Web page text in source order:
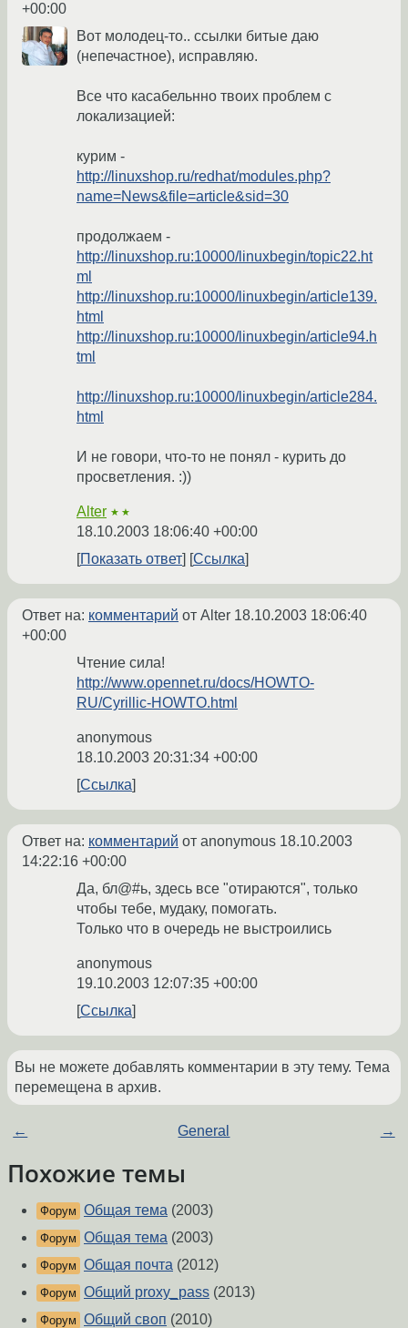
+00:00
Вот молодец-то.. ссылки битые даю
(непечастное), исправляю.
Все что касабельнно твоих проблем с
локализацией:
курим -
http://linuxshop.ru/redhat/modules.php?
name=News&file=article&sid=30
продолжаем -
http://linuxshop.ru:10000/linuxbegin/topic22.ht
ml
http://linuxshop.ru:10000/linuxbegin/article139.
html
http://linuxshop.ru:10000/linuxbegin/article94.h
tml
http://linuxshop.ru:10000/linuxbegin/article284.
html
И не говори, что-то не понял - курить до
просветления. :))
Alter ★★
18.10.2003 18:06:40 +00:00
Показать ответ
Ссылка
Ответ на: комментарий от Alter 18.10.2003 18:06:40
+00:00
Чтение сила!
http://www.opennet.ru/docs/HOWTO-
RU/Cyrillic-HOWTO.html
anonymous
18.10.2003 20:31:34 +00:00
Ссылка
Ответ на: комментарий от anonymous 18.10.2003
14:22:16 +00:00
Да, бл@#ь, здесь все "отираются", только
чтобы тебе, мудаку, помогать.
Только что в очередь не выстроились
anonymous
19.10.2003 12:07:35 +00:00
Ссылка
Вы не можете добавлять комментарии в эту тему. Тема
перемещена в архив.
← General →
Похожие темы
Форум Общая тема (2003)
Форум Общая тема (2003)
Форум Общая почта (2012)
Форум Общий proxy_pass (2013)
Форум Общий своп (2010)